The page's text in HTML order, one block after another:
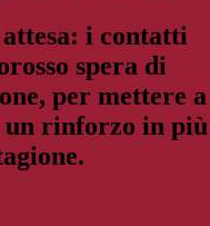
i contatti
spera di
per mettere a
un rinforzo in più